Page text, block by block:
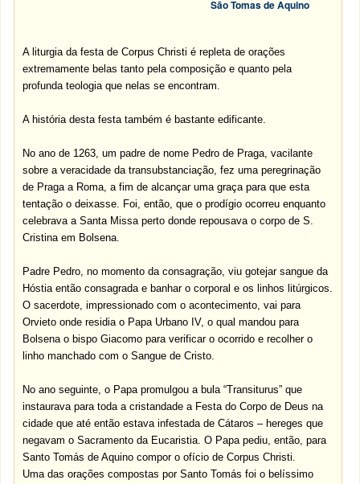
São Tomas de Aquino
A liturgia da festa de Corpus Christi é repleta de orações
extremamente belas tanto pela composição e quanto pela
profunda teologia que nelas se encontram.
A história desta festa também é bastante edificante.
No ano de 1263, um padre de nome Pedro de Praga, vacilante
sobre a veracidade da transubstanciação, fez uma peregrinação
de Praga a Roma, a fim de alcançar uma graça para que esta
tentação o deixasse. Foi, então, que o prodígio ocorreu enquanto
celebrava a Santa Missa perto donde repousava o corpo de S.
Cristina em Bolsena.
Padre Pedro, no momento da consagração, viu gotejar sangue da
Hóstia então consagrada e banhar o corporal e os linhos litúrgicos.
O sacerdote, impressionado com o acontecimento, vai para
Orvieto onde residia o Papa Urbano IV, o qual mandou para
Bolsena o bispo Giacomo para verificar o ocorrido e recolher o
linho manchado com o Sangue de Cristo.
No ano seguinte, o Papa promulgou a bula “Transiturus” que
instaurava para toda a cristandade a Festa do Corpo de Deus na
cidade que até então estava infestada de Cátaros – hereges que
negavam o Sacramento da Eucaristia. O Papa pediu, então, para
Santo Tomás de Aquino compor o ofício de Corpus Christi.
Uma das orações compostas por Santo Tomás foi o belíssimo